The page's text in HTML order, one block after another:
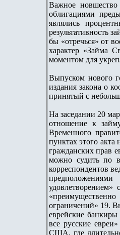
Важное новшество
облигациями
являлись
результативность
бы «отречься» от
характер «Займа
моментом для
Выпуском нового
издания закона о
принятый с
На заседании 20
отношение к
Временного
пунктах этого
гражданских прав
можно судить по
корреспондентов
ограничений» 19.
еврейские
все русские
США, где